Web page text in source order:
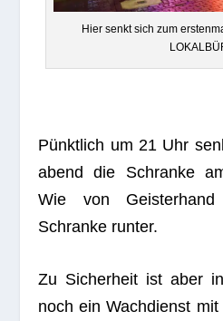
Hier senkt sich zum
Pünkt­lich um 21 Uhr
abend die Schranke
Wie von
Schranke runter.
Zu Sicher­heit ist aber
noch ein Wach­dienst